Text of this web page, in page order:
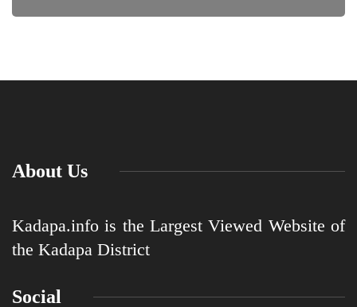
About Us
Kadapa.info is the Largest Viewed Website of
the Kadapa District
Social